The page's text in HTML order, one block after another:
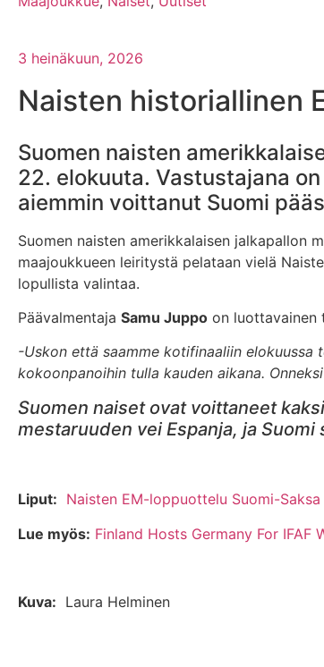
3 heinäkuun, 2026
Naisten historiallinen
Suomen naisten
22. elokuuta. Vastustajana
aiemmin voittanut Suomi
Suomen naisten amerikkalaisen jalkapallon
maajoukkueen leiritystä pelataan vielä
lopullista valintaa.
Päävalmentaja Samu Juppo on luottavainen
-Uskon että saamme kotifinaaliin
kokoonpanoihin tulla kauden aikana.
Suomen naiset ovat voittaneet
mestaruuden vei Espanja, ja
Liput: Naisten EM-loppuottelu Suomi-
Lue myös: Finland Hosts Germany For IFAF
Kuva: Laura Helminen